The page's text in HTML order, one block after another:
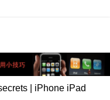
| iPhone iPad